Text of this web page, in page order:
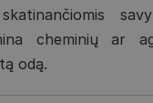
cheminių ar
odą.